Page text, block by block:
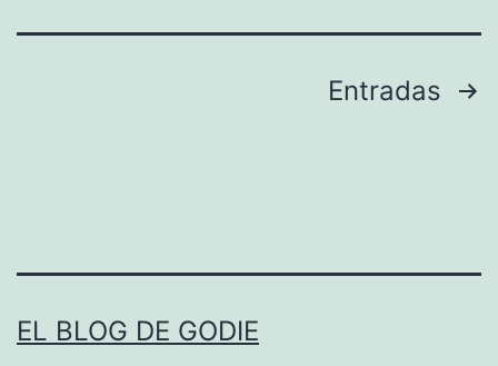
Entradas
EL BLOG DE GODIE